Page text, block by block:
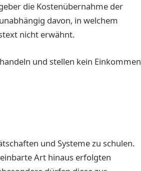
die Kostenübernahme der
davon, in welchem
nicht erwähnt.
und stellen kein Einkommen
und Systeme zu schulen.
Art hinaus erfolgten